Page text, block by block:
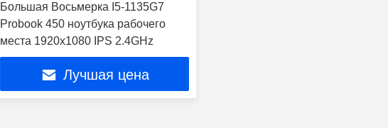
Большая Восьмерка I5-1135G7
Probook 450 ноутбука рабочего
места 1920x1080 IPS 2.4GHz
Лучшая цена